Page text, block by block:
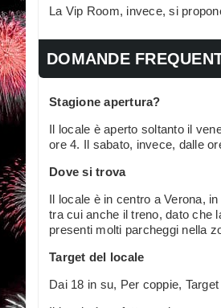
La Vip Room, invece, si
DOMANDE
Stagione apertura?
Il locale è aperto soltanto il
ore 4. Il sabato, invece, dalle
Dove si trova
Il locale è in centro a Verona, in
tra cui anche il treno, dato che
presenti molti parcheggi nella
Target del locale
Dai 18 in su, Per coppie,